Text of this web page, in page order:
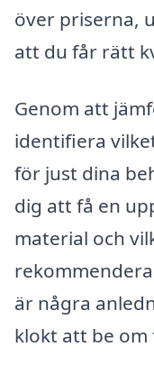
över priserna,
att du får rätt
Genom att
identifiera
för just dina
dig att få en
material och
är några
klokt att be